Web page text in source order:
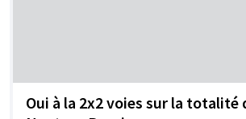
Oui à la 2x2 voies sur la totalité